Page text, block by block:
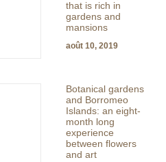
that is rich in
gardens and
mansions
août 10, 2019
Botanical gardens
and Borromeo
Islands: an eight-
month long
experience
between flowers
and art